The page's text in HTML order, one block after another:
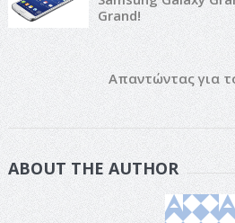
Grand!
Απαντώντας για
ABOUT THE AUTHOR